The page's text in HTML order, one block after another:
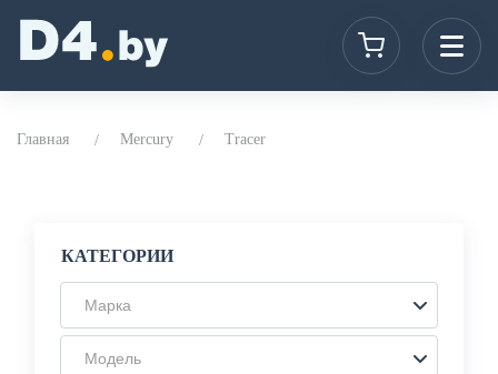
Главная Mercury Tracer
КАТЕГОРИИ
Марка
Модель